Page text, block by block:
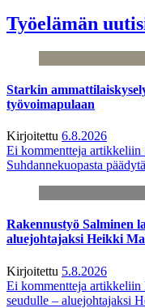
Työelämän
Starkin
työvoimapulaan
Kirjoitettu 6.8.2026
Ei kommentteja artikkeliin
Suhdannekuopasta
Rakennustyö Salminen
aluejohtajaksi Heikki
Kirjoitettu 5.8.2026
Ei kommentteja artikkeliin
seudulle – aluejohtajaksi